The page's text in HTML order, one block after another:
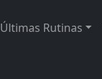
Últimas Rutinas